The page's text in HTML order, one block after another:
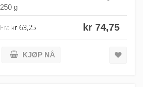
250 g
kr 74,75
Fra kr 63,25
KJØP NÅ